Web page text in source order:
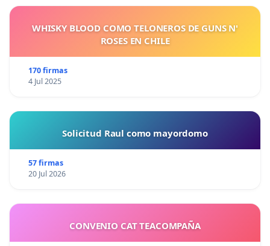
WHISKY BLOOD COMO TELONEROS DE GUNS N'
ROSES EN CHILE
170 firmas
4 Jul 2025
Solicitud Raul como mayordomo
57 firmas
20 Jul 2026
CONVENIO CAT TEACOMPAÑA